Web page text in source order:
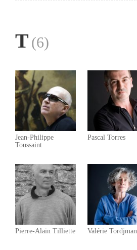
T (6)
Jean-Philippe
Toussaint
Pascal Torres
Pierre-Alain Tilliette Valérie Tordjman